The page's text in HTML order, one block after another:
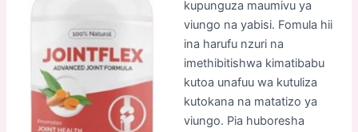
kupunguza maumivu ya
viungo na yabisi. Fomula hii
ina harufu nzuri na
imethibitishwa kimatibabu
kutoa unafuu wa kutuliza
kutokana na matatizo ya
viungo. Pia huboresha